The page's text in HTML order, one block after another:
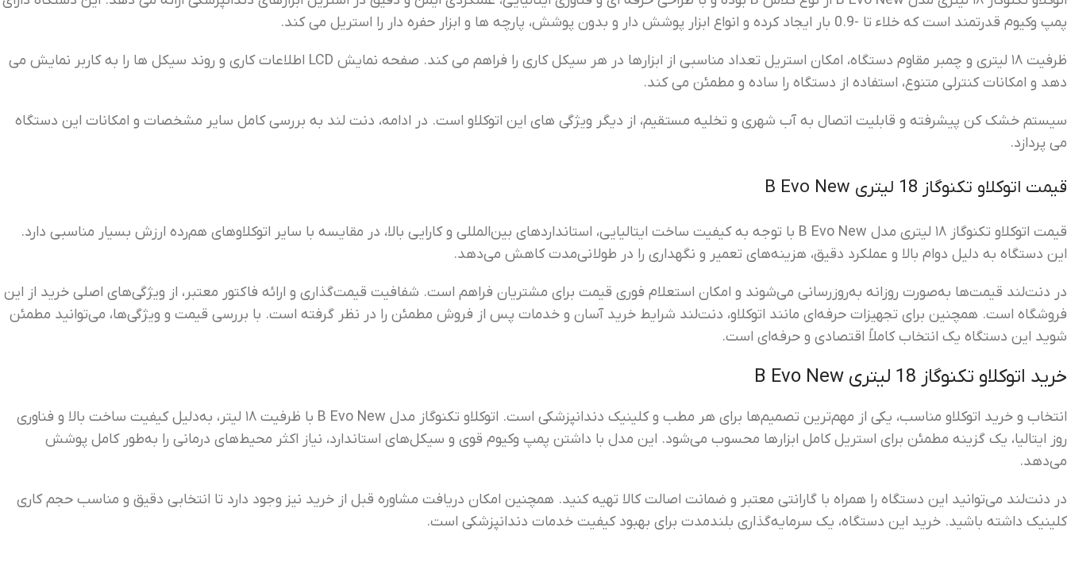
پمپ وکیوم قدرتمند است که خلاء تا -0.9 بار ایجاد کرده و انواع ابزار پوشش دار و بدون پوشش، پارچه ها و ابزار حفره دار را استریل می کند.
ظرفیت ۱۸ لیتری و چمبر مقاوم دستگاه، امکان استریل تعداد مناسبی از ابزارها در هر سیکل کاری را فراهم می کند. صفحه نمایش LCD اطلاعات کاری و روند سیکل ها را به کاربر نمایش می
دهد و امکانات کنترلی متنوع، استفاده از دستگاه را ساده و مطمئن می کند.
سیستم خشک کن پیشرفته و قابلیت اتصال به آب شهری و تخلیه مستقیم، از دیگر ویژگی های این اتوکلاو است. در ادامه، دنت لند به بررسی کامل سایر مشخصات و امکانات این دستگاه
می پردازد.
قیمت اتوکلاو تکنوگاز 18 لیتری B Evo New
قیمت اتوکلاو تکنوگاز ۱۸ لیتری مدل B Evo New با توجه به کیفیت ساخت ایتالیایی، استانداردهای بین‌المللی و کارایی بالا، در مقایسه با سایر اتوکلاوهای هم‌رده ارزش بسیار مناسبی دارد.
این دستگاه به دلیل دوام بالا و عملکرد دقیق، هزینه‌های تعمیر و نگهداری را در طولانی‌مدت کاهش می‌دهد.
در دنت‌لند قیمت‌ها به‌صورت روزانه به‌روزرسانی می‌شوند و امکان استعلام فوری قیمت برای مشتریان فراهم است. شفافیت قیمت‌گذاری و ارائه فاکتور معتبر، از ویژگی‌های اصلی خرید از این
فروشگاه است. همچنین برای تجهیزات حرفه‌ای مانند اتوکلاو، دنت‌لند شرایط خرید آسان و خدمات پس از فروش مطمئن را در نظر گرفته است. با بررسی قیمت و ویژگی‌ها، می‌توانید مطمئن
شوید این دستگاه یک انتخاب کاملاً اقتصادی و حرفه‌ای است.
خرید اتوکلاو تکنوگاز 18 لیتری B Evo New
انتخاب و خرید اتوکلاو مناسب، یکی از مهم‌ترین تصمیم‌ها برای هر مطب و کلینیک دندانپزشکی است. اتوکلاو تکنوگاز مدل B Evo New با ظرفیت ۱۸ لیتر، به‌دلیل کیفیت ساخت بالا و فناوری
روز ایتالیا، یک گزینه مطمئن برای استریل کامل ابزارها محسوب می‌شود. این مدل با داشتن پمپ وکیوم قوی و سیکل‌های استاندارد، نیاز اکثر محیط‌های درمانی را به‌طور کامل پوشش
می‌دهد.
در دنت‌لند می‌توانید این دستگاه را همراه با گارانتی معتبر و ضمانت اصالت کالا تهیه کنید. همچنین امکان دریافت مشاوره قبل از خرید نیز وجود دارد تا انتخابی دقیق و مناسب حجم کاری
کلینیک داشته باشید. خرید این دستگاه، یک سرمایه‌گذاری بلندمدت برای بهبود کیفیت خدمات دندانپزشکی است.